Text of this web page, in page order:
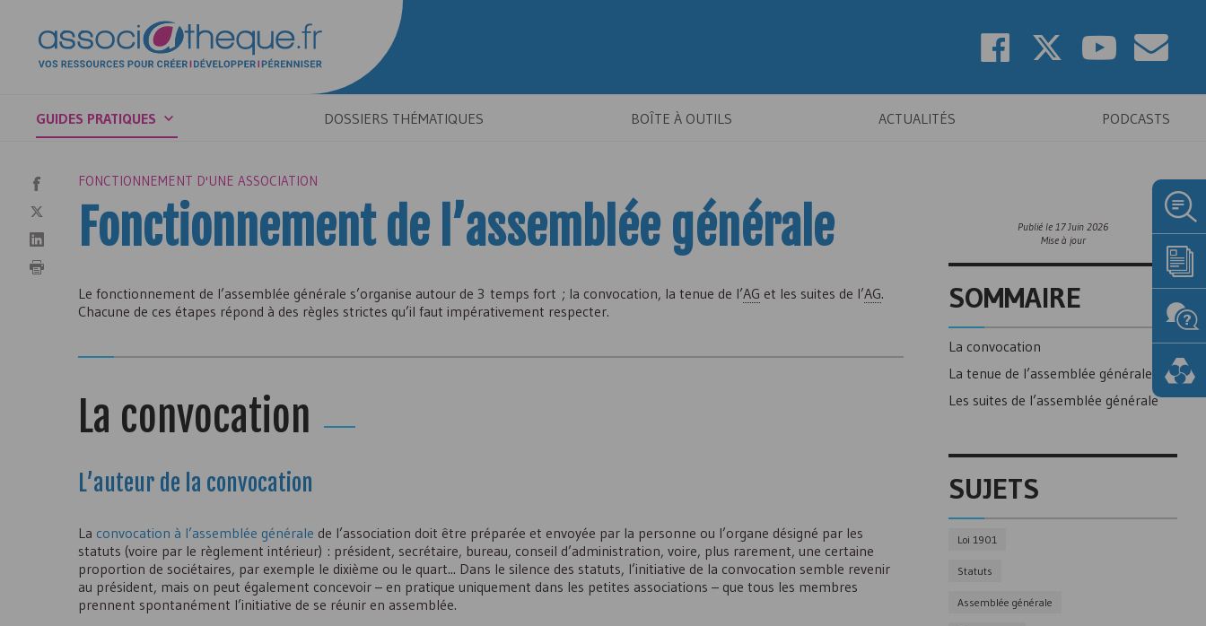
GUIDES PRATIQUES DOSSIERS THÉMATIQUES BOÎTE À OUTILS ACTUALITÉS PODCASTS
FONCTIONNEMENT D'UNE ASSOCIATION
Fonctionnement de l’assemblée générale
Le fonctionnement de l’assemblée générale s’organise autour de 3 temps fort ; la convocation, la tenue de l’AG et les suites de l’AG.
Chacune de ces étapes répond à des règles strictes qu’il faut impérativement respecter.
La convocation
L’auteur de la convocation
La convocation à l’assemblée générale de l’association doit être préparée et envoyée par la personne ou l’organe désigné par les
statuts (voire par le règlement intérieur) : président, secrétaire, bureau, conseil d’administration, voire, plus rarement, une certaine
proportion de sociétaires, par exemple le dixième ou le quart... Dans le silence des statuts, l’initiative de la convocation semble revenir
au président, mais on peut également concevoir – en pratique uniquement dans les petites associations – que tous les membres
prennent spontanément l’initiative de se réunir en assemblée.
Publié le 17 Juin 2026
Mise à jour
SOMMAIRE
La convocation
La tenue de l’assemblée générale
Les suites de l’assemblée générale
SUJETS
Loi 1901
Statuts
Assemblée générale